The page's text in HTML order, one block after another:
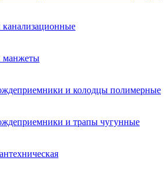
манжеты
и колодцы полимерные
и трапы чугунные